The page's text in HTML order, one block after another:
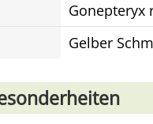
Gonepteryx
Gelber